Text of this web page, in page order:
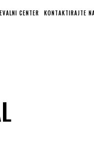
CENTER KONTAKTIRAJTE